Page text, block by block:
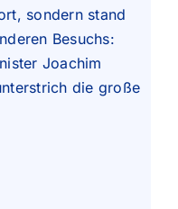
sondern stand
Besuchs:
Joachim
die große